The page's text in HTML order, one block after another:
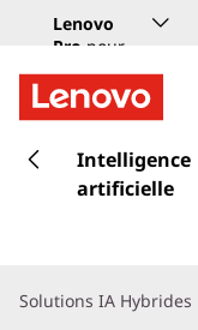
Lenovo
Pro pour
les
entreprises
a
a
Intelligence
artificielle
Solutions IA Hybrides